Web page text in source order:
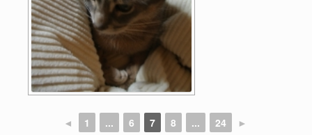
◄ 1 ... 6 7 8 ... 24 ►